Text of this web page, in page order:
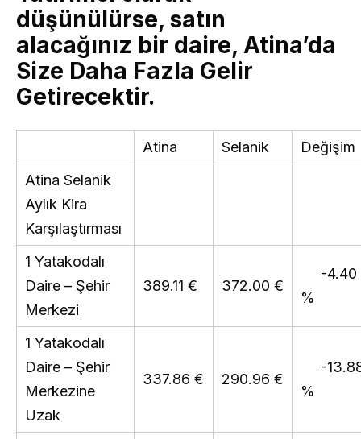
düşünülürse, satın
alacağınız bir daire, Atina’da
Size Daha Fazla Gelir
Getirecektir.
Atina Selanik
Değişim
Atina Selanik
Aylık Kira
Karşılaştırması
1 Yatakodalı
Daire – Şehir
Merkezi
389.11 € 372.00 €
-4.40
%
1 Yatakodalı
Daire – Şehir
Merkezine
Uzak
337.86 € 290.96 €
-
%